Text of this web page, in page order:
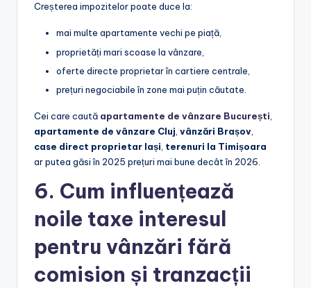
Creșterea impozitelor poate duce la:
mai multe apartamente vechi pe piață,
proprietăți mari scoase la vânzare,
oferte directe proprietar în cartiere centrale,
prețuri negociabile în zone mai puțin căutate.
Cei care caută apartamente de vânzare București
apartamente de vânzare Cluj vânzări Brașov
case direct proprietar Iași terenuri la Timișoara
ar putea găsi în 2025 prețuri mai bune decât în 2026.
6. Cum influențează
noile taxe interesul
pentru vânzări fără
comision și tranzacții